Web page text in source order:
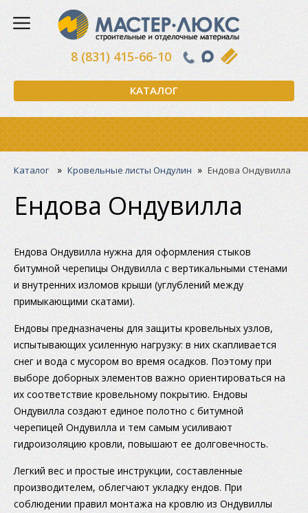
КАТАЛОГ
8 (831) 415-66-10
Каталог» Кровельные листы Ондулин » Ендова Ондувилла
Ендова Ондувилла
Ендова Ондувилла нужна для оформления стыков
битумной черепицы Ондувилла с вертикальными стенами
и внутренних изломов крыши (углублений между
примыкающими скатами).
Ендовы предназначены для защиты кровельных узлов,
испытывающих усиленную нагрузку: в них скапливается
снег и вода с мусором во время осадков. Поэтому при
выборе доборных элементов важно ориентироваться на
их соответствие кровельному покрытию. Ендовы
Ондувилла создают единое полотно с битумной
черепицей Ондувилла и тем самым усиливают
гидроизоляцию кровли, повышают ее долговечность.
Легкий вес и простые инструкции, составленные
производителем, облегчают укладку ендов. При
соблюдении правил монтажа на кровлю из Ондувиллы